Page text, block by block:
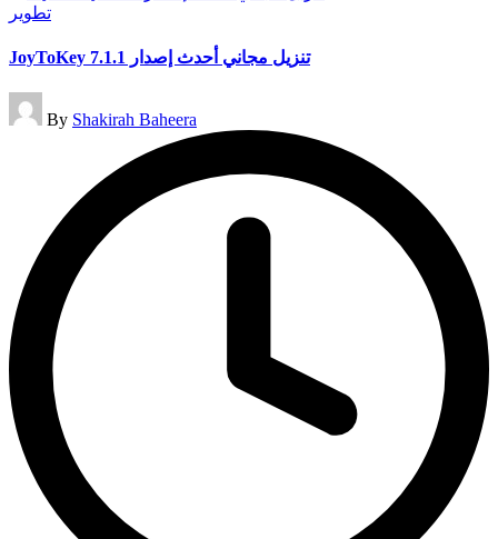
Posted
تطوير
JoyToKey تنزيل مجاني أحدث إصدار 7.1.1
Posted
by
By Shakirah Baheera